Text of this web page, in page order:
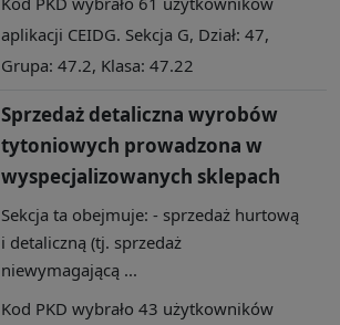
aplikacji CEIDG. Sekcja G, Dział: 47,
Grupa: 47.2, Klasa: 47.22
Sprzedaż detaliczna wyrobów
tytoniowych prowadzona w
wyspecjalizowanych sklepach
Sekcja ta obejmuje: - sprzedaż hurtową
i detaliczną (tj. sprzedaż
niewymagającą ...
Kod PKD wybrało 43 użytkowników